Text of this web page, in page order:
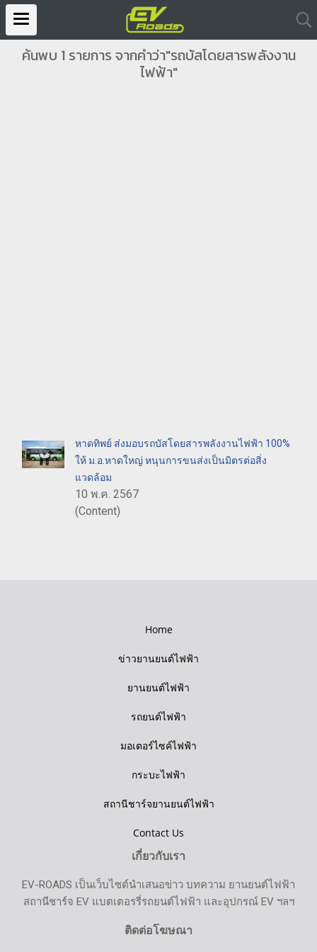
ค้นพบ 1 รายการ จากคำว่า"รถบัสโดยสารพลังงาน
ไฟฟ้า"
หาดทิพย์ ส่งมอบรถบัสโดยสารพลังงานไฟฟ้า 100%
ให้ ม.อ.หาดใหญ่ หนุนการขนส่งเป็นมิตรต่อสิ่ง
แวดล้อม
10 พ.ค. 2567
(Content)
Home
ข่าวยานยนต์ไฟฟ้า
ยานยนต์ไฟฟ้า
รถยนต์ไฟฟ้า
มอเตอร์ไซค์ไฟฟ้า
กระบะไฟฟ้า
สถานีชาร์จยานยนต์ไฟฟ้า
Contact Us
เกี่ยวกับเรา
EV-ROADS เป็นเว็บไซต์นำเสนอข่าว บทความ ยานยนต์ไฟฟ้า
สถานีชาร์จ EV แบตเตอรรี่รถยนต์ไฟฟ้า และอุปกรณ์ EV ฯลฯ
ติดต่อโฆษณา